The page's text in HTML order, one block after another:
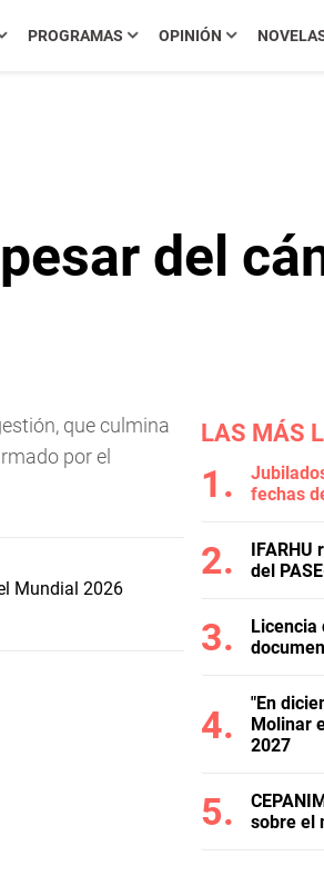
PROGRAMAS OPINIÓN
del
que culmina
por el
Mundial 2026
LAS MÁS
fechas
IFARHU
del
Licencia
"En
Molinar
2027
sobre el